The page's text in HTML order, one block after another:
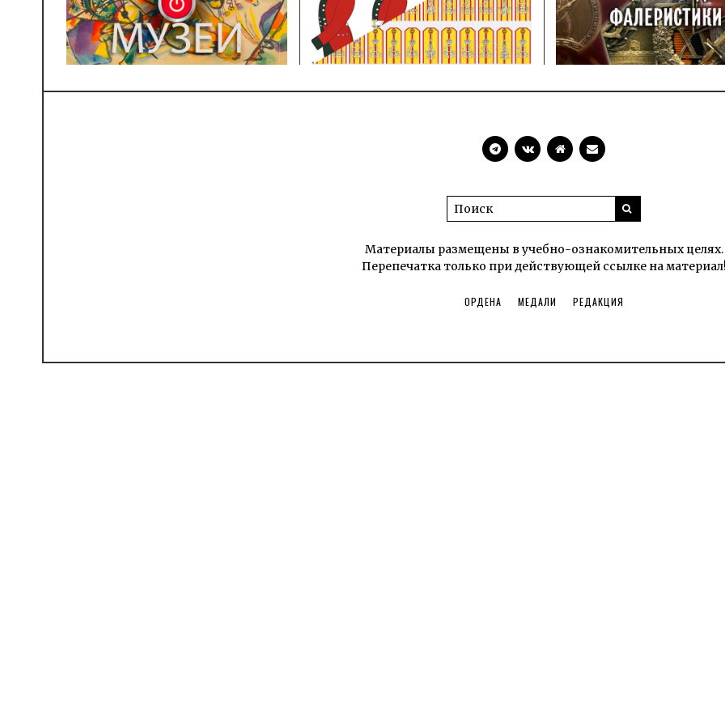
Материалы размещены в учебно-ознакомительных целях.
Перепечатка только при действующей ссылке на
ОРДЕНА МЕДАЛИ РЕДАКЦИЯ